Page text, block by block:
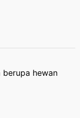
berupa hewan